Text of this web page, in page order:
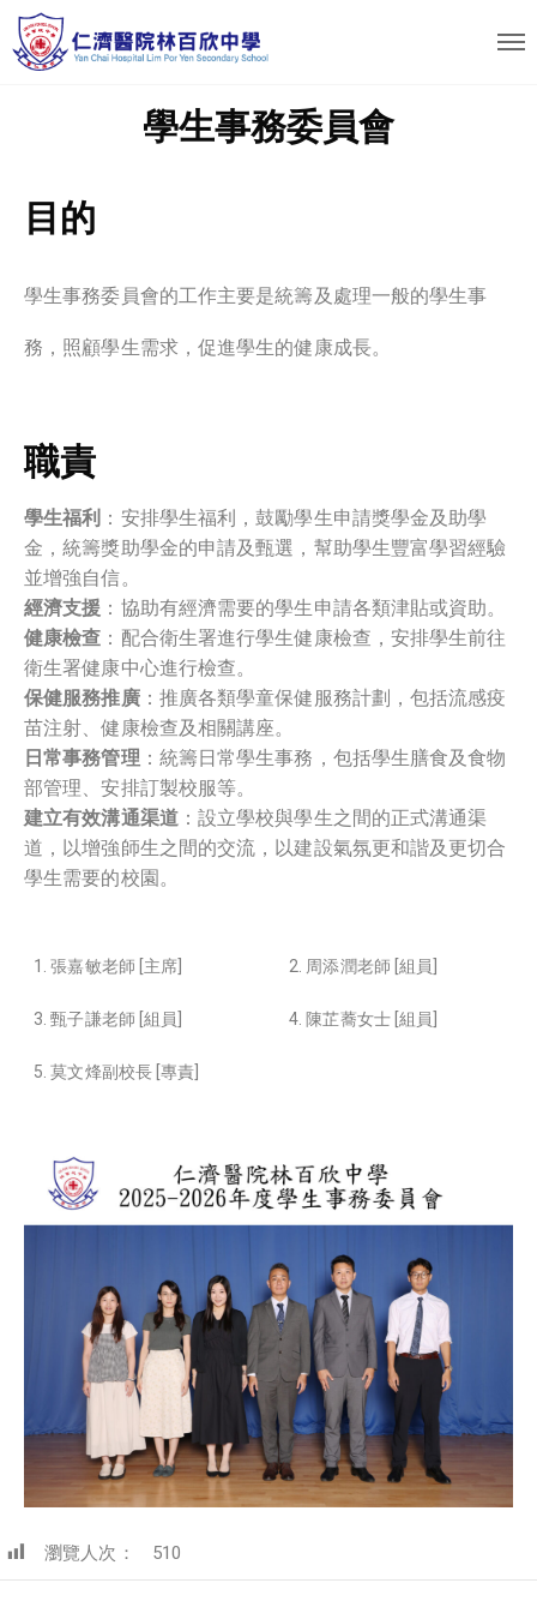
學生事務委員會
目的
學生事務委員會的工作主要是統籌及處理一般的學生事
務，照顧學生需求，促進學生的健康成長。
職責
學生福利 ：安排學生福利，鼓勵學生申請獎學金及助學
金，統籌獎助學金的申請及甄選，幫助學生豐富學習經驗
並增強自信。
經濟支援 ：協助有經濟需要的學生申請各類津貼或資助。
健康檢查 ：配合衛生署進行學生健康檢查，安排學生前往
衛生署健康中心進行檢查。
保健服務推廣：推廣各類學童保健服務計劃，包括流感疫
苗注射、健康檢查及相關講座。
日常事務管理 ：統籌日常學生事務，包括學生膳食及食物
部管理、安排訂製校服等。
建立有效溝通渠道：設立學校與學生之間的正式溝通渠
道，以增強師生之間的交流，以建設氣氛更和諧及更切合
學生需要的校園。
1. 張嘉敏老師 [主席] 2. 周添潤老師 [組員]
3. 甄子謙老師 [組員] 4. 陳芷蕎女士 [組員]
5. 莫文烽副校長 [專責]
瀏覽人次： 510